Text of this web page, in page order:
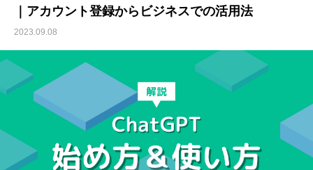
｜アカウント登録からビジネスでの活用法
2023.09.08